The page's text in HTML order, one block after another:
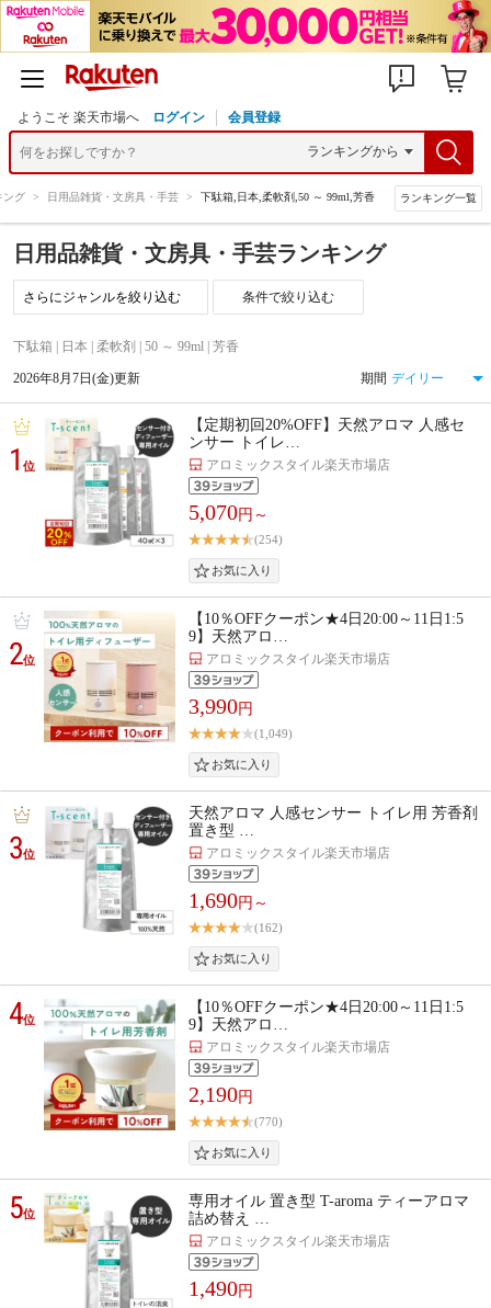
ようこそ 楽天市場へ ログイン 会員登録
ング > 日用品雑貨・文房具・手芸 > 下駄箱,日本,柔軟剤,50 ～ 99ml,芳香 ランキング一覧
日用品雑貨・文房具・手芸ランキング
条件で絞り込む
下駄箱 | 日本 | 柔軟剤 | 50 ～ 99ml | 芳香
2026年8月7日(金)更新 期間
1位
【定期初回20%OFF】天然アロマ 人感セ
ンサー トイレ…
アロミックスタイル楽天市場店
5,070円～
(254)
2位
【10％OFFクーポン★4日20:00～11日1:5
9】天然アロ…
アロミックスタイル楽天市場店
3,990円
(1,049)
3位
天然アロマ 人感センサー トイレ用 芳香剤
置き型 …
アロミックスタイル楽天市場店
1,690円～
(162)
4位
【10％OFFクーポン★4日20:00～11日1:5
9】天然アロ…
アロミックスタイル楽天市場店
2,190円
(770)
5位
専用オイル 置き型 T-aroma ティーアロマ
詰め替え …
アロミックスタイル楽天市場店
1,490円